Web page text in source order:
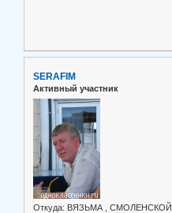
SERAFIM
Активный участник
Откуда: ВЯЗЬМА , СМОЛЕНСКОЙ